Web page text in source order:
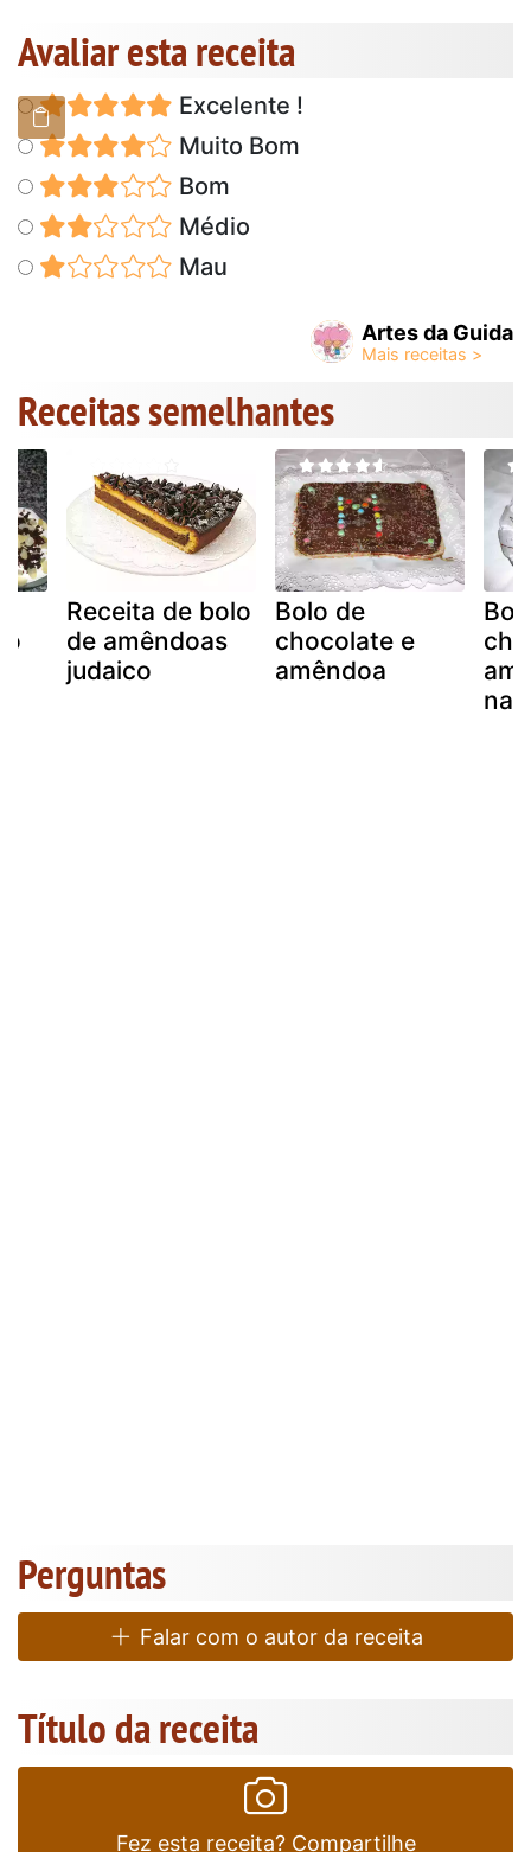
Avaliar esta receita
Excelente !
Muito Bom
Bom
Médio
Mau
Artes da Guida
Receitas semelhantes
Receita de bolo
de amêndoas
judaico
Bolo de
chocolate e
amêndoa
Perguntas
Falar com o autor da receita
Título da receita
Fez esta receita? Compartilhe